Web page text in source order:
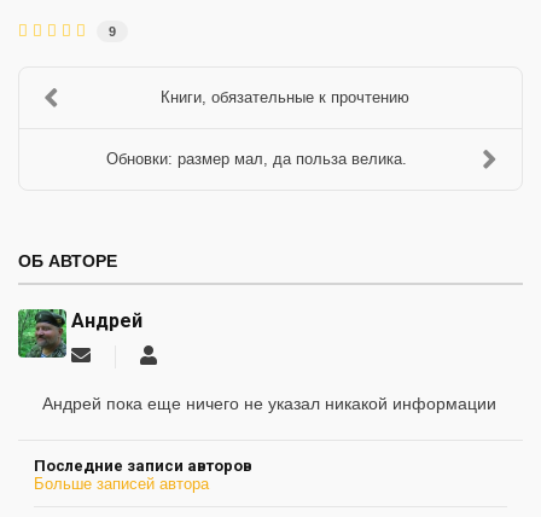
9
Книги, обязательные к прочтению
Обновки: размер мал, да польза велика.
ОБ АВТОРЕ
Андрей
Подписаться
обновление
Андрей пока еще ничего не указал никакой информации
Последние записи авторов
Больше записей автора